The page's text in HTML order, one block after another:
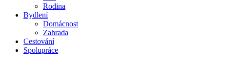
Rodina
Bydlení
Domácnost
Zahrada
Cestování
Spolupráce